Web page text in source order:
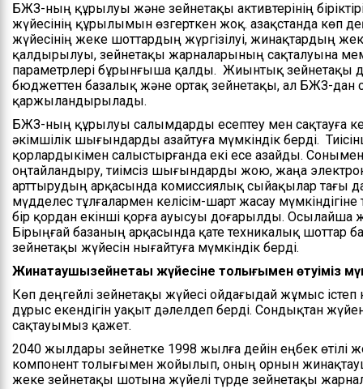
БЖЗҚ-ның құрылуы және зейнетақы активтерінің
жүйесінің құрылымын өзгерткен жоқ. Қазақстанда көп
жүйесінің жеке шоттардың жүргізілуі, жинақтардың
қалдырылуы, зейнетақы жарналарының сақталуына
параметрлері бұрынғыша қалды. Жиынтық зейнетақы
бюджеттен базалық және ортақ зейнетақы, ал БЖЗҚ-
қаржыландырылады.
БЖЗҚ-ның құрылуы салымдарды есептеу мен сақтауға
әкімшілік шығындарды азайтуға мүмкіндік берді.
қорлардыкімен салыстырғанда екі есе азайды. Сонымен
оңтайландыру, тиімсіз шығындарды жою, жаңа
арттырудың арқасында комиссиялық сыйақылар тағы
мүдделес тұлғалармен келісім-шарт жасау
бір қордан екінші қорға ауысуы доғарылды. Осылайша
Бірыңғай базаның арқасында қате техникалық шоттар
зейнетақы жүйесін нығайтуға мүмкіндік берді.
Жинақтаушызейнетақы жүйесіне толығымен өтуіміз
Көп деңгейлі зейнетақы жүйесі ойдағыдай жұмыс
дұрыс екендігін уақыт дәлелдеп берді. Сондықтан
сақтауымыз қажет.
2040 жылдары зейнетке 1998 жылға дейін еңбек өтілі
компонент толығымен жойылып, оның орнын
жеке зейнетақы шотына жүйелі түрде зейнетақы